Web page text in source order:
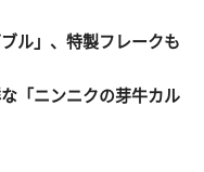
ル」、特製フレークも
「ニンニクの芽牛カル